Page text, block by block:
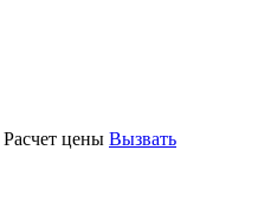
Расчет цены Вызвать